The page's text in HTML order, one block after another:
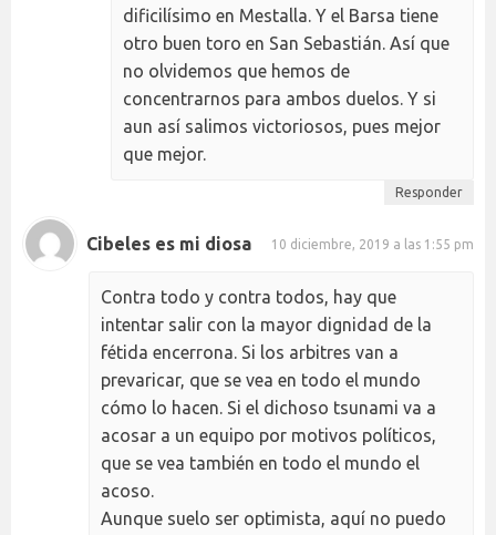
dificilísimo en Mestalla. Y el Barsa tiene
otro buen toro en San Sebastián. Así que
no olvidemos que hemos de
concentrarnos para ambos duelos. Y si
aun así salimos victoriosos, pues mejor
que mejor.
Responder
Cibeles es mi diosa 10 diciembre, 2019 a las 1:55 pm
Contra todo y contra todos, hay que
intentar salir con la mayor dignidad de la
fétida encerrona. Si los arbitres van a
prevaricar, que se vea en todo el mundo
cómo lo hacen. Si el dichoso tsunami va a
acosar a un equipo por motivos políticos,
que se vea también en todo el mundo el
acoso.
Aunque suelo ser optimista, aquí no puedo